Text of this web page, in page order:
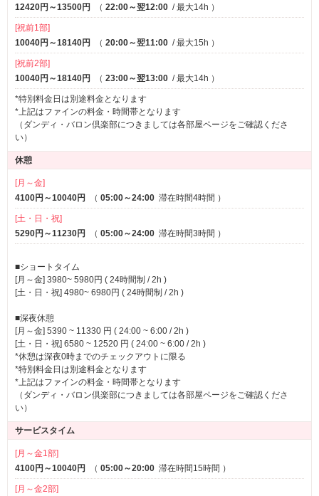
12420円～13500円
（ 22:00～翌12:00 / 最大14h ）
[祝前1部]
10040円～18140円
（ 20:00～翌11:00 / 最大15h ）
[祝前2部]
10040円～18140円
（ 23:00～翌13:00 / 最大14h ）
*特別料金日は別途料金となります
*上記はファインの料金・時間帯となります
（ダンディ・バロン倶楽部につきましては各部屋ページをご確認くださ
い）
休憩
[月～金]
4100円～10040円
（ 05:00～24:00 滞在時間4時間 ）
[土・日・祝]
5290円～11230円
（ 05:00～24:00 滞在時間3時間 ）
■ショートタイム
[月～金] 3980~ 5980円 ( 24時間制 / 2h )
[土・日・祝] 4980~ 6980円 ( 24時間制 / 2h )
■深夜休憩
[月～金] 5390 ~ 11330 円 ( 24:00 ~ 6:00 / 2h )
[土・日・祝] 6580 ~ 12520 円 ( 24:00 ~ 6:00 / 2h )
*休憩は深夜0時までのチェックアウトに限る
*特別料金日は別途料金となります
*上記はファインの料金・時間帯となります
（ダンディ・バロン倶楽部につきましては各部屋ページをご確認くださ
い）
サービスタイム
[月～金1部]
4100円～10040円
（ 05:00～20:00 滞在時間15時間 ）
[月～金2部]